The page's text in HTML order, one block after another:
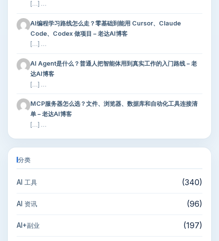
[…] …
AI编程学习路线怎么走？零基础到能用 Cursor、Claude
Code、Codex 做项目 – 老达AI博客
[…] …
AI Agent是什么？普通人把智能体用到真实工作的入门路线 – 老
达AI博客
[…] …
MCP服务器怎么选？文件、浏览器、数据库和自动化工具连接清
单 – 老达AI博客
[…] …
分类
AI 工具 (340)
AI 资讯 (96)
AI+副业 (197)